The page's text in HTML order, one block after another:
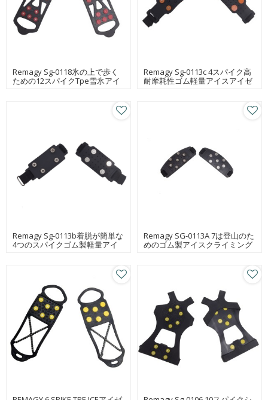
Remagy Sg-0118氷の上で歩く
ための12スパイクTpe雪氷アイ
Remagy Sg-0113c 4スパイク高
耐摩耗性ゴム軽量アイスアイゼ
Remagy Sg-0113b着脱が簡単な
4つのスパイクゴム製軽量アイ
Remagy SG-0113A 7は登山のた
めのゴム製アイスクライミング